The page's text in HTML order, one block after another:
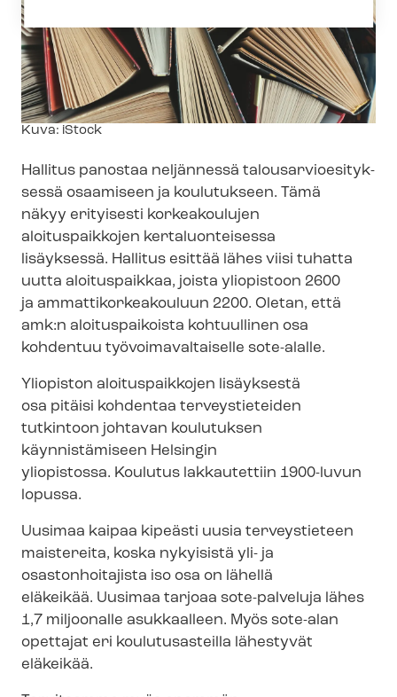
Kuvateksti
Kuva: iStock
Hallitus panostaa neljännessä ta­lous­ar­vio­esi­tyk­
ses­sä osaamiseen ja koulutukseen. Tämä
näkyy erityisesti korkeakoulujen
aloituspaikkojen kertaluonteisessa
lisäyksessä. Hallitus esittää lähes viisi tuhatta
uutta aloituspaikkaa, joista yliopistoon 2600
ja am­mat­ti­kor­kea­kou­luun 2200. Oletan, että
amk:n aloituspaikoista kohtuullinen osa
kohdentuu työ­voi­ma­val­tai­sel­le sote-alalle.
Yliopiston aloituspaikkojen lisäyksestä
osa pitäisi kohdentaa terveystieteiden
tutkintoon johtavan koulutuksen
käynnistämiseen Helsingin
yliopistossa. Koulutus lakkautettiin 1900-luvun
lopussa.
Uusimaa kaipaa kipeästi uusia terveystieteen
maistereita, koska nykyisistä yli- ja
osastonhoitajista iso osa on lähellä
eläkeikää. Uusimaa tarjoaa sote-palveluja lähes
1,7 miljoonalle asukkaalleen. Myös sote-alan
opettajat eri koulutusasteilla lähestyvät
eläkeikää.